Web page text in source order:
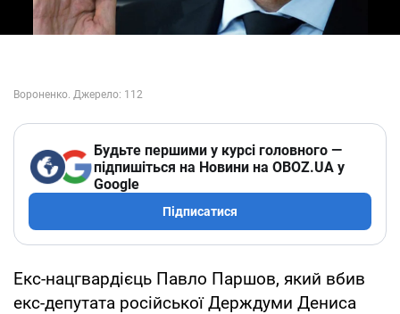
Будьте першими у курсі головного —
підпишіться на Новини на OBOZ.UA у
Google
Підписатися
Екс-нацгвардієць Павло Паршов, який вбив
екс-депутата російської Держдуми Дениса